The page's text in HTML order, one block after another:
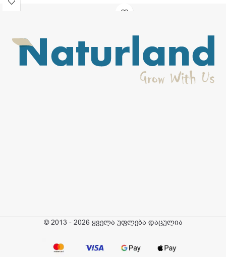
© 2013 - 2026 ყველა უფლება დაცულია